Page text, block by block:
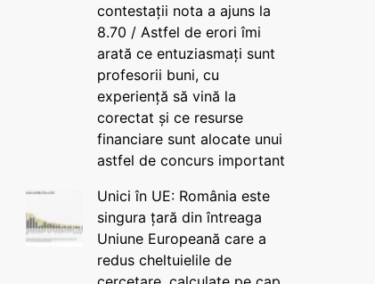
contestații nota a ajuns la
8.70 / Astfel de erori îmi
arată ce entuziasmați sunt
profesorii buni, cu
experiență să vină la
corectat și ce resurse
financiare sunt alocate unui
astfel de concurs important
Unici în UE: România este
singura țară din întreaga
Uniune Europeană care a
redus cheltuielile de